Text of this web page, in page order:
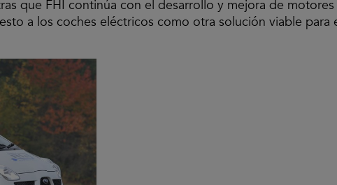
que FHI continúa con el desarrollo y mejora de
a los coches eléctricos como otra solución viable